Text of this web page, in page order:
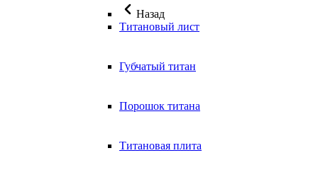
Назад
Титановый лист
Губчатый титан
Порошок титана
Титановая плита